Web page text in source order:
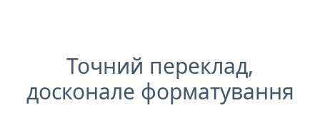
Точний переклад,
досконале форматування